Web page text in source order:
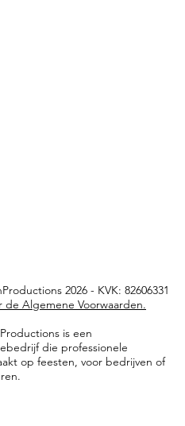
2026 - KVK: 82606331
de Algemene Voorwaarden.
is een
die professionele
op feesten, voor bedrijven of